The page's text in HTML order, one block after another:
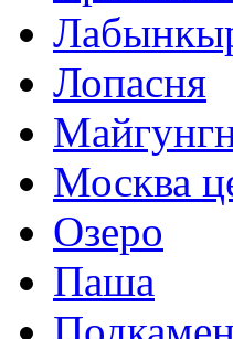
Лопасня
Москва
Озеро
Паша